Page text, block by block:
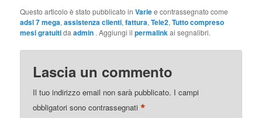
Questo articolo è stato pubblicato inVariee contrassegnato come
adsl 7 mega,assistenza clienti,fattura,Tele2,Tutto compreso
mesi gratuitidaadmin . Aggiungi ilpermalinkai segnalibri.
Lascia un commento
Il tuo indirizzo email non sarà pubblicato. I campi
obbligatori sono contrassegnati*